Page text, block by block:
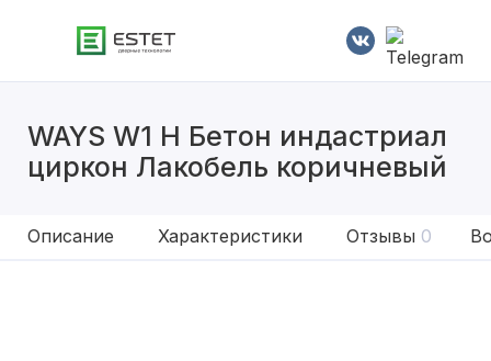
WAYS W1 H Бетон индастриал
циркон Лакобель коричневый
Описание Характеристики Отзывы 0